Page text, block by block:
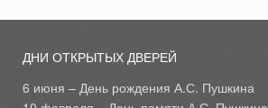
ДНИ ОТКРЫТЫХ ДВЕРЕЙ
6 июня – День рождения А.С. Пушкина